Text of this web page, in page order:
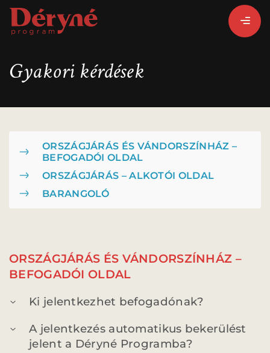
BEJELENTKEZEM
PROGRAMISMERTETŐ
PROGRAMOK
LÁZÁR ERVIN
PROGRAM
HATÁRTALAN
ALPROGRAMOK
Gyakori kérdések
ORSZÁGJÁRÁS ÉS VÁNDORSZÍNHÁZ –
BEFOGADÓI OLDAL
ORSZÁGJÁRÁS – ALKOTÓI OLDAL
BARANGOLÓ
ORSZÁGJÁRÁS ÉS VÁNDORSZÍNHÁZ –
BEFOGADÓI OLDAL
Ki jelentkezhet befogadónak?
A jelentkezés automatikus bekerülést
jelent a Déryné Programba?